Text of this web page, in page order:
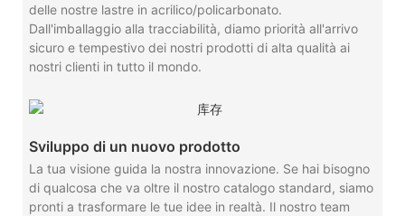
delle nostre lastre in acrilico/policarbonato.
Dall'imballaggio alla tracciabilità, diamo priorità all'arrivo
sicuro e tempestivo dei nostri prodotti di alta qualità ai
nostri clienti in tutto il mondo.
Sviluppo di un nuovo prodotto
La tua visione guida la nostra innovazione. Se hai bisogno
di qualcosa che va oltre il nostro catalogo standard, siamo
pronti a trasformare le tue idee in realtà. Il nostro team